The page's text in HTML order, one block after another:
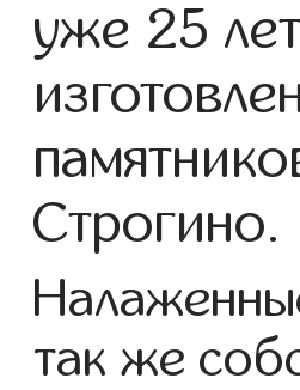
уже 25
Строгино.
так же